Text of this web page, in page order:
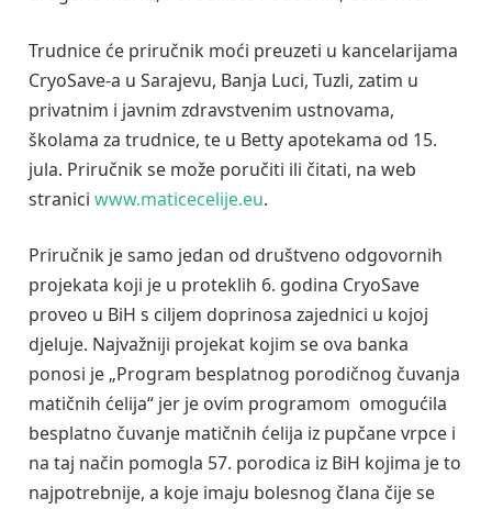
Trudnice će priručnik moći preuzeti u kancelarijama
CryoSave-a u Sarajevu, Banja Luci, Tuzli, zatim u
privatnim i javnim zdravstvenim ustnovama,
školama za trudnice, te u Betty apotekama od 15.
jula. Priručnik se može poručiti ili čitati, na web
stranici www.maticecelije.eu.
Priručnik je samo jedan od društveno odgovornih
projekata koji je u proteklih 6. godina CryoSave
proveo u BiH s ciljem doprinosa zajednici u kojoj
djeluje. Najvažniji projekat kojim se ova banka
ponosi je „Program besplatnog porodičnog čuvanja
matičnih ćelija“ jer je ovim programom omogućila
besplatno čuvanje matičnih ćelija iz pupčane vrpce i
na taj način pomogla 57. porodica iz BiH kojima je to
najpotrebnije, a koje imaju bolesnog člana čije se